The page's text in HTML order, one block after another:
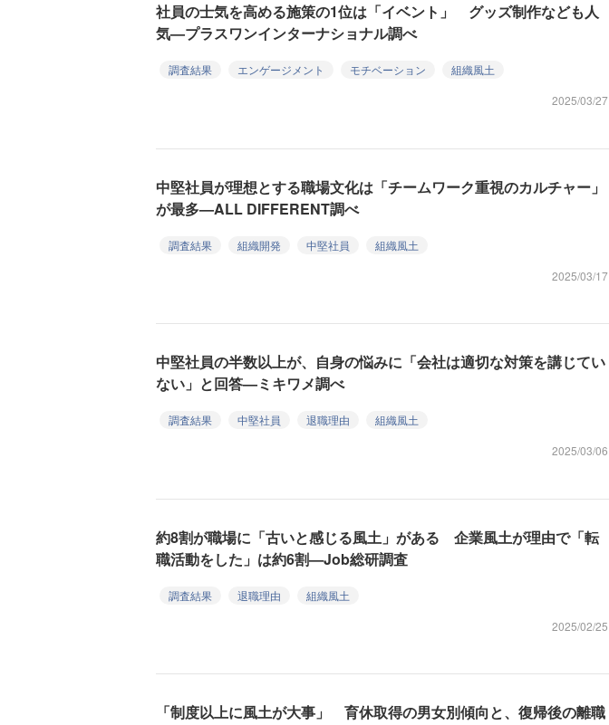
社員の士気を高める施策の1位は「イベント」 グッズ制作なども人
気—プラスワンインターナショナル調べ
調査結果 エンゲージメント モチベーション
組織風土
2025/03/27
中堅社員が理想とする職場文化は「チームワーク重視のカルチャー」
が最多—ALL DIFFERENT調べ
調査結果 組織開発 中堅社員
組織風土
2025/03/17
中堅社員の半数以上が、自身の悩みに「会社は適切な対策を講じてい
ない」と回答—ミキワメ調べ
調査結果 中堅社員 退職理由
組織風土
2025/03/06
約8割が職場に「古いと感じる風土」がある 企業風土が理由で「転
職活動をした」は約6割—Job総研調査
調査結果 退職理由
組織風土
2025/02/25
「制度以上に風土が大事」 育休取得の男女別傾向と、復帰後の離職